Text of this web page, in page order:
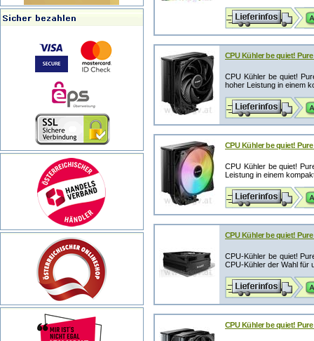
CPU Kühler be quiet!
CPU Kühler be quiet!
hoher Leistung in einem
CPU Kühler be quiet!
CPU Kühler be quiet!
Leistung in einem
CPU Kühler be quiet!
CPU-Kühler be quiet!
CPU-Kühler der Wahl für
CPU Kühler be quiet!